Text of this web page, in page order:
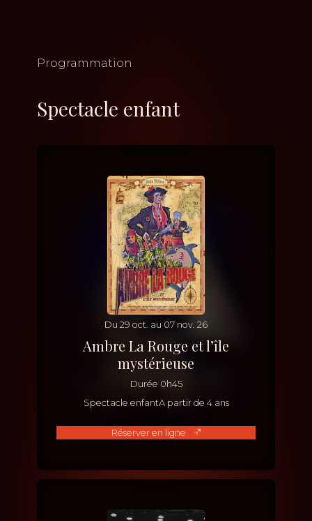
Programmation
Spectacle enfant
Du 29 oct. au 07 nov. 26
Ambre La Rouge et l’île
mystérieuse
Durée 0h45
Spectacle enfantA partir de 4 ans
Réserver en ligne